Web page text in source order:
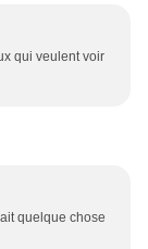
qui veulent voir
quelque chose